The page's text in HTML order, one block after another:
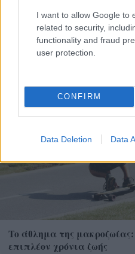
I want to allow Google to
related to security,
functionality and fraud
user protection.
CONFIRM
Data Deletion Data
Δωρεά απινιδωτή στην
Κέρκυρας από την
Το άθλημα της μακροζωίας:
επιπλέον χρόνια ζωής